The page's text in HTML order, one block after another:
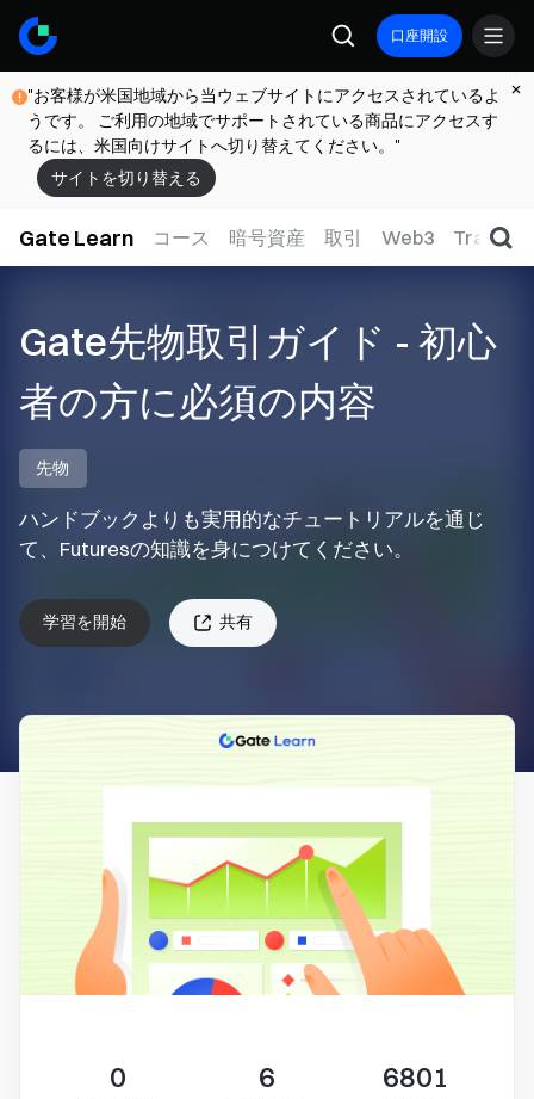
口座開設
"お客様が米国地域から当ウェブサイトにアクセスされているよ
うです。 ご利用の地域でサポートされている商品にアクセスす
るには、米国向けサイトへ切り替えてください。"
サイトを切り替える
Gate Learn コース 暗号資産 取引 Web3 TradFi
Gate先物取引ガイド - 初心
者の方に必須の内容
先物
ハンドブックよりも実用的なチュートリアルを通じ
て、Futuresの知識を身につけてください。
学習を開始 共有
0 6 6801